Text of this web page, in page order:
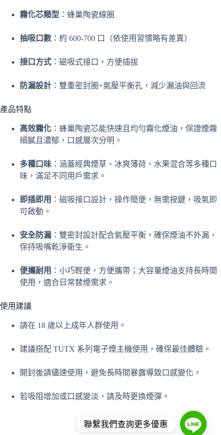
霧化芯類型 ：蜂巢陶瓷線圈
抽吸口數 ：約 600-700 口（依使用習慣略有差異）
接口方式 ：磁吸式接口，方便插拔
防漏設計 ：雙重密封圈+氣壓平衡孔，減少漏油與回流
產品特點
高效霧化 ：蜂巢陶瓷芯能快速且均勻霧化煙油，保證煙霧
細膩且濃郁，口感層次分明。
多種口味 ：涵蓋經典煙草、冰爽薄荷、水果混合等多種口
味，滿足不同用戶需求。
即插即用 ：磁吸接口設計，操作簡便，無需按鍵，吸氣即
可啟動。
安全防漏 ：雙密封設計配合氣壓平衡，確保煙油不外漏，
保持吸嘴乾淨衛生。
便攜耐用 ：小巧輕便，方便攜帶；大容量煙油支持長時間
使用，適合日常替煙需求。
使用建議
請在 18 歲以上成年人群使用。
建議搭配 TUTX 系列電子煙主機使用，確保最佳體驗。
開封後請儘速使用，避免長時間暴露導致口感變化。
若吸阻增加或口感變淡，請及時更換煙彈。
聯繫我們查詢更多優惠